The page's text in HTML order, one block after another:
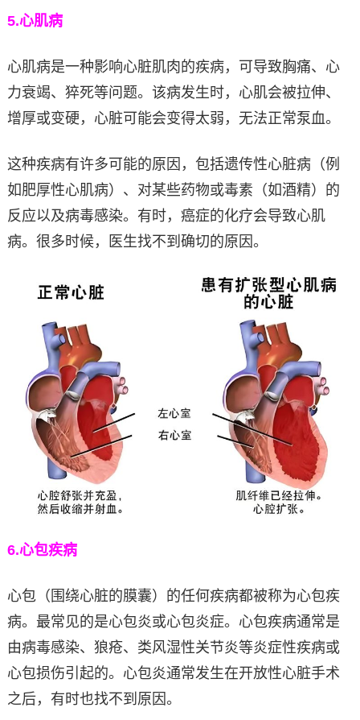
5.心肌病
心肌病是一种影响心脏肌肉的疾病，可导致胸痛、心
力衰竭、猝死等问题。该病发生时，心肌会被拉伸、
增厚或变硬，心脏可能会变得太弱，无法正常泵血。
这种疾病有许多可能的原因，包括遗传性心脏病（例
如肥厚性心肌病）、对某些药物或毒素（如酒精）的
反应以及病毒感染。有时，癌症的化疗会导致心肌
病。很多时候，医生找不到确切的原因。
6.心包疾病
心包（围绕心脏的膜囊）的任何疾病都被称为心包疾
病。最常见的是心包炎或心包炎症。心包疾病通常是
由病毒感染、狼疮、类风湿性关节炎等炎症性疾病或
心包损伤引起的。心包炎通常发生在开放性心脏手术
之后，有时也找不到原因。